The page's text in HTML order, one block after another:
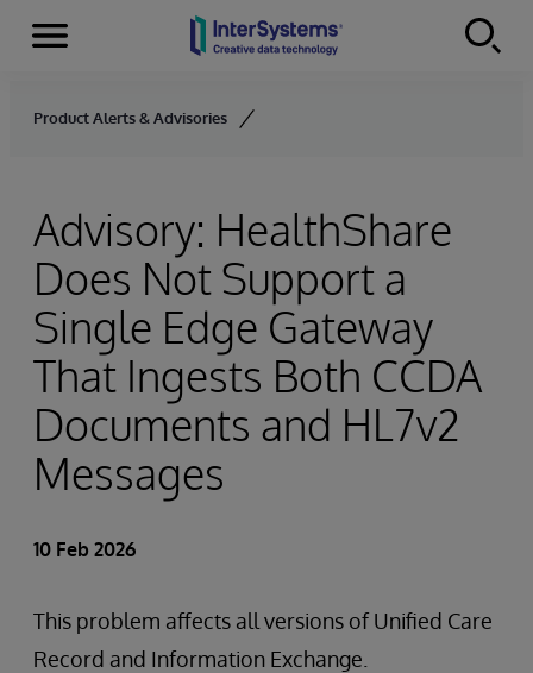
Skip to content
Menu
Product Alerts & Advisories
Advisory: HealthShare
Does Not Support a
Single Edge Gateway
That Ingests Both CCDA
Documents and HL7v2
Messages
10 Feb 2026
This problem affects all versions of Unified Care
Record and Information Exchange.